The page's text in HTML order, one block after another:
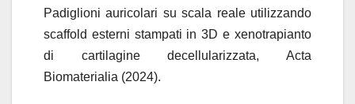
Padiglioni auricolari su scala reale utilizzando
scaffold esterni stampati in 3D e xenotrapianto
di cartilagine decellularizzata, Acta
Biomaterialia (2024).